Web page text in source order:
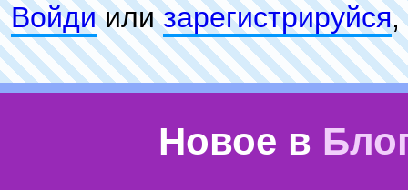
Войдиилизарeгиcтpируйся,
Новое в